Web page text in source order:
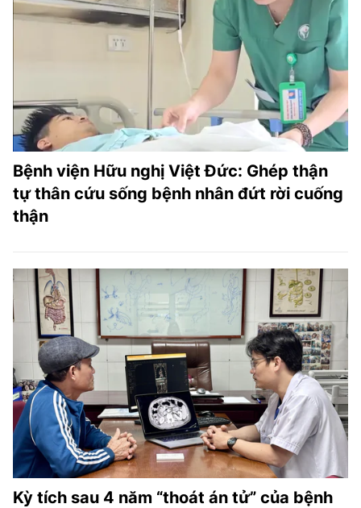
Bệnh viện Hữu nghị Việt Đức: Ghép thận
tự thân cứu sống bệnh nhân đứt rời cuống
thận
Kỳ tích sau 4 năm “thoát án tử” của bệnh